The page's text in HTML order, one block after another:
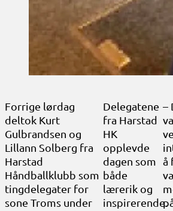
Forrige lørdag
deltok Kurt
Gulbrandsen og
Lillann Solberg fra
Harstad
Håndballklubb som
tingdelegater for
sone Troms under
Delegatene
fra Harstad
HK
opplevde
dagen som
både
lærerik og
inspirerende.
–
å